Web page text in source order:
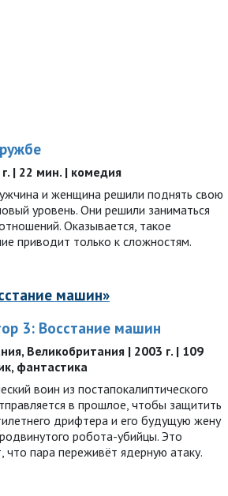
| 22 мин. | комедия
и женщина решили поднять свою
уровень. Они решили заниматься
Оказывается, такое
приводит только к сложностям.
машин»
3: Восстание машин
Великобритания | 2003 г. | 109
фантастика
воин из постапокалиптического
в прошлое, чтобы защитить
дрифтера и его будущую жену
робота-убийцы. Это
что пара переживёт ядерную атаку.